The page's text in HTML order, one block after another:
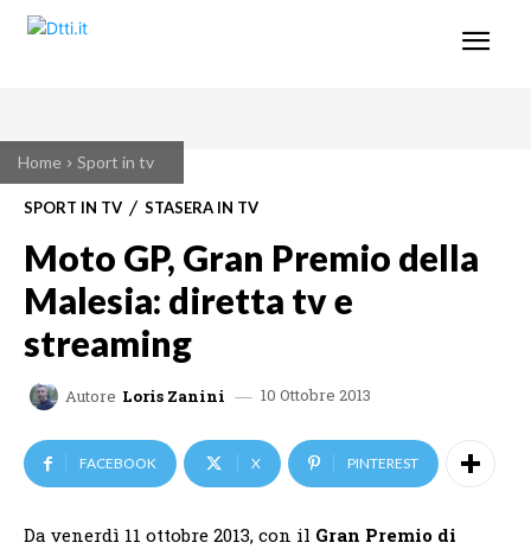
Home Sport in tv
SPORT IN TV STASERA IN TV
Moto GP, Gran Premio della
Malesia: diretta tv e
streaming
Autore Loris Zanini 10 Ottobre 2013
FACEBOOK X PINTEREST
Da venerdì 11 ottobre 2013, con il Gran Premio di